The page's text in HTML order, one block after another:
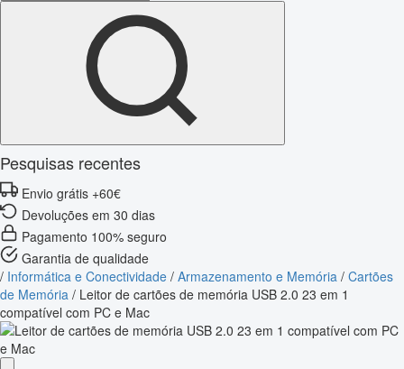
Pesquisas recentes
Envio grátis +60€
Devoluções em 30 dias
Pagamento 100% seguro
Garantia de qualidade
/ Informática e Conectividade / Armazenamento e Memória / Cartões
de Memória / Leitor de cartões de memória USB 2.0 23 em 1
compatível com PC e Mac